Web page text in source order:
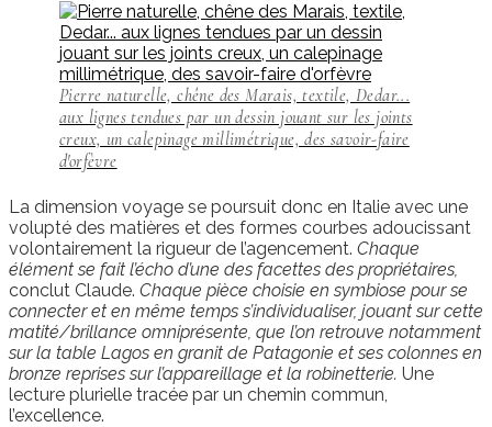
Pierre naturelle, chêne des Marais, textile, Dedar...
aux lignes tendues par un dessin jouant sur les joints
creux, un calepinage millimétrique, des savoir-faire
d'orfèvre
La dimension voyage se poursuit donc en Italie avec une
volupté des matières et des formes courbes adoucissant
volontairement la rigueur de l’agencement. Chaque
élément se fait l’écho d’une des facettes des propriétaires,
conclut Claude. Chaque pièce choisie en symbiose pour se
connecter et en même temps s’individualiser, jouant sur cette
matité/brillance omniprésente, que l’on retrouve notamment
sur la table Lagos en granit de Patagonie et ses colonnes en
bronze reprises sur l’appareillage et la robinetterie. Une
lecture plurielle tracée par un chemin commun,
l’excellence.